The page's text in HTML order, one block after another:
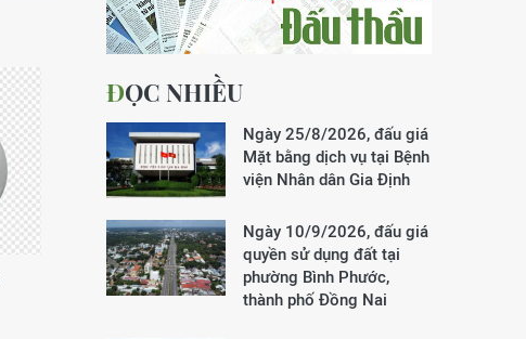
ĐỌC NHIỀU
Ngày 25/8/2026, đấu giá
Mặt bằng dịch vụ tại Bệnh
viện Nhân dân Gia Định
Ngày 10/9/2026, đấu giá
quyền sử dụng đất tại
phường Bình Phước,
thành phố Đồng Nai